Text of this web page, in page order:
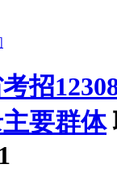
招
要群体